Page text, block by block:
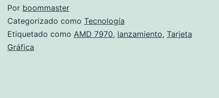
Por boommaster
Categorizado como Tecnología
Etiquetado como AMD 7970, lanzamiento, Tarjeta
Gráfica